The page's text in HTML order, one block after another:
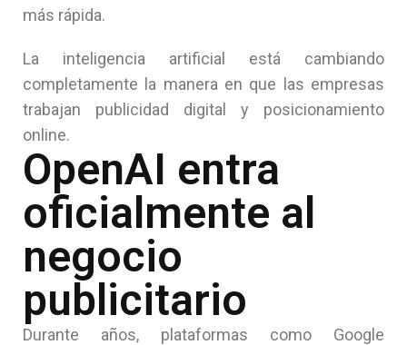
más rápida.
La inteligencia artificial está cambiando
completamente la manera en que las empresas
trabajan publicidad digital y posicionamiento
online.
OpenAI entra
oficialmente al
negocio
publicitario
Durante años, plataformas como Google